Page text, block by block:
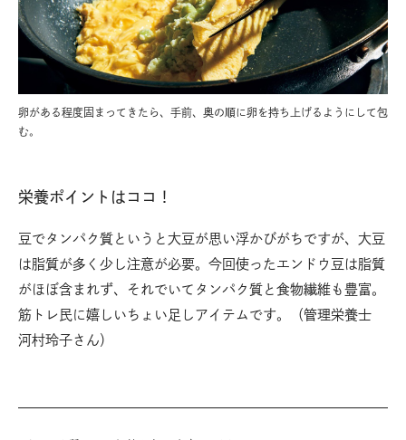
卵がある程度固まってきたら、手前、奥の順に卵を持ち上げるようにして包
む。
栄養ポイントはココ！
豆でタンパク質というと大豆が思い浮かびがちですが、大豆
は脂質が多く少し注意が必要。今回使ったエンドウ豆は脂質
がほぼ含まれず、それでいてタンパク質と食物繊維も豊富。
筋トレ民に嬉しいちょい足しアイテムです。（管理栄養士
河村玲子さん）